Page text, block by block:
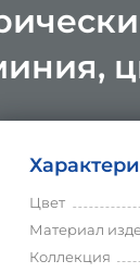
Цвет
Материал
Коллекция